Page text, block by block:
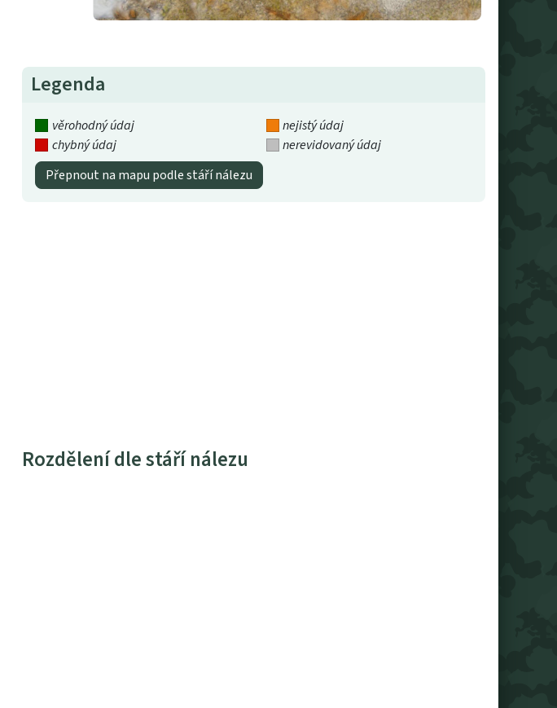
Legenda
věrohodný údaj
nejistý údaj
chybný údaj
nerevidovaný údaj
Přepnout na mapu podle stáří nálezu
Rozdělení dle stáří nálezu